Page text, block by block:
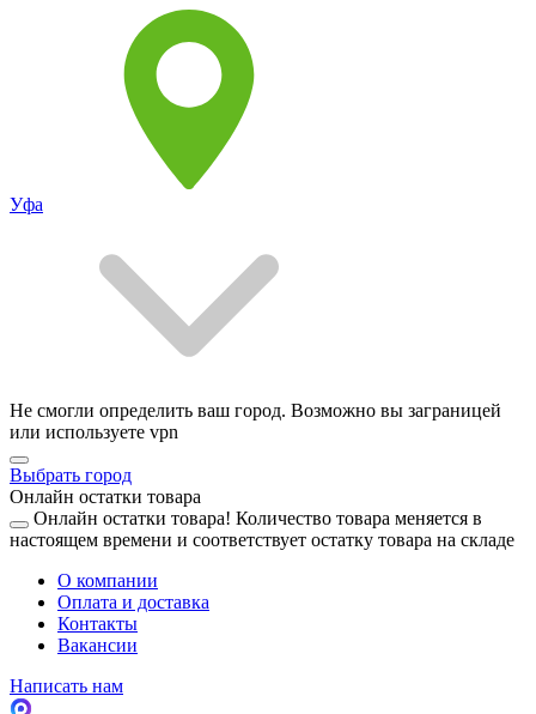
Уфа
Не смогли определить ваш город. Возможно вы заграницей
или используете vpn
Выбрать город
Онлайн остатки товара
Онлайн остатки товара! Количество товара меняется в
настоящем времени и соответствует остатку товара на складе
О компании
Оплата и доставка
Контакты
Вакансии
Написать нам